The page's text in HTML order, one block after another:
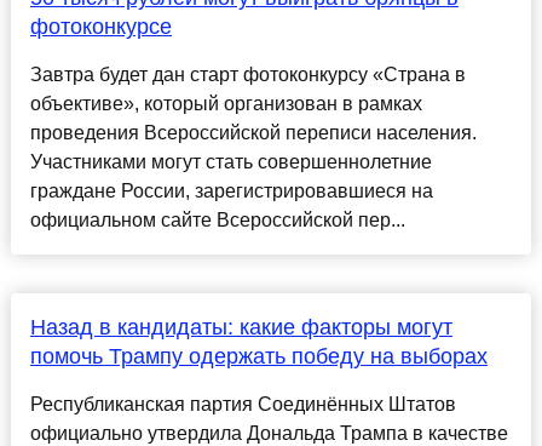
фотоконкурсе
Завтра будет дан старт фотоконкурсу «Страна в
объективе», который организован в рамках
проведения Всероссийской переписи населения.
Участниками могут стать совершеннолетние
граждане России, зарегистрировавшиеся на
официальном сайте Всероссийской пер...
Назад в кандидаты: какие факторы могут
помочь Трампу одержать победу на выборах
Республиканская партия Соединённых Штатов
официально утвердила Дональда Трампа в качестве